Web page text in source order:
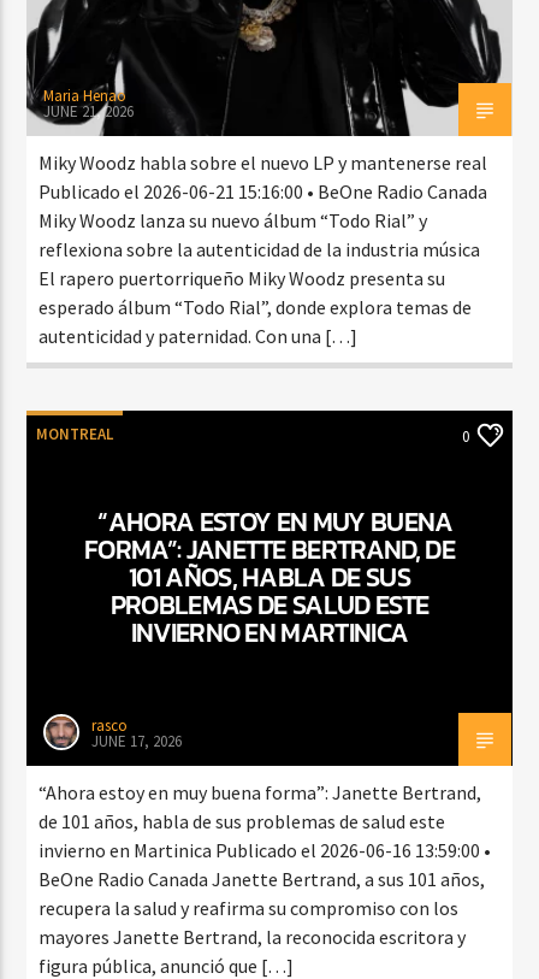
Maria Henao
JUNE 21, 2026
Miky Woodz habla sobre el nuevo LP y mantenerse real
Publicado el 2026-06-21 15:16:00 • BeOne Radio Canada
Miky Woodz lanza su nuevo álbum “Todo Rial” y
reflexiona sobre la autenticidad de la industria música
El rapero puertorriqueño Miky Woodz presenta su
esperado álbum “Todo Rial”, donde explora temas de
autenticidad y paternidad. Con una […]
MONTREAL 0
“AHORA ESTOY EN MUY BUENA
FORMA”: JANETTE BERTRAND, DE
101 AÑOS, HABLA DE SUS
PROBLEMAS DE SALUD ESTE
INVIERNO EN MARTINICA
rasco
JUNE 17, 2026
“Ahora estoy en muy buena forma”: Janette Bertrand,
de 101 años, habla de sus problemas de salud este
invierno en Martinica Publicado el 2026-06-16 13:59:00 •
BeOne Radio Canada Janette Bertrand, a sus 101 años,
recupera la salud y reafirma su compromiso con los
mayores Janette Bertrand, la reconocida escritora y
figura pública, anunció que […]